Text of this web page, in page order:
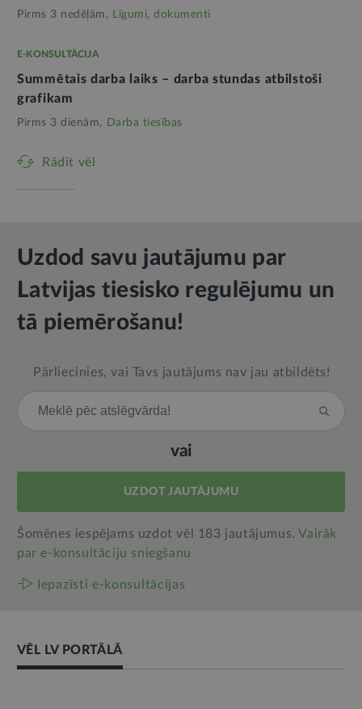
Pirms 3 nedēļām, Līgumi, dokumenti
E-KONSULTĀCIJA
Summētais darba laiks – darba stundas atbilstoši
grafikam
Pirms 3 dienām, Darba tiesības
Rādīt vēl
Uzdod savu jautājumu par
Latvijas tiesisko regulējumu un
tā piemērošanu!
Pārliecinies, vai Tavs jautājums nav jau atbildēts!
vai
UZDOT JAUTĀJUMU
Šomēnes iespējams uzdot vēl 183 jautājumus.Vairāk
par e‑konsultāciju sniegšanu
Iepazīsti e-konsultācijas
VĒL LV PORTĀLĀ
AMATPERSONAS RUNA